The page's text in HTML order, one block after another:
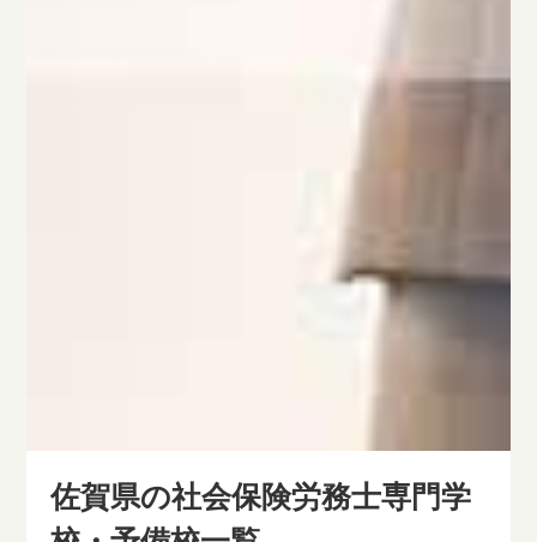
佐賀県の社会保険労務士専門学